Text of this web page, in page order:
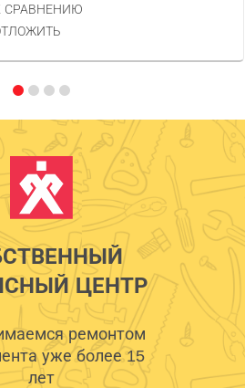
СРАВНЕНИЮ
ЦЕНТР
ремонтом
уже более 15
лет